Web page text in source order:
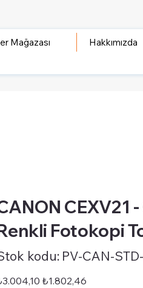
Mağazası
Hakkımızda
CEXV21
Fotokopi
kodu:
kodu:
STD-
CEXV21BK
PV-CAN-
İndirimli
fiyat
₺1.802,46